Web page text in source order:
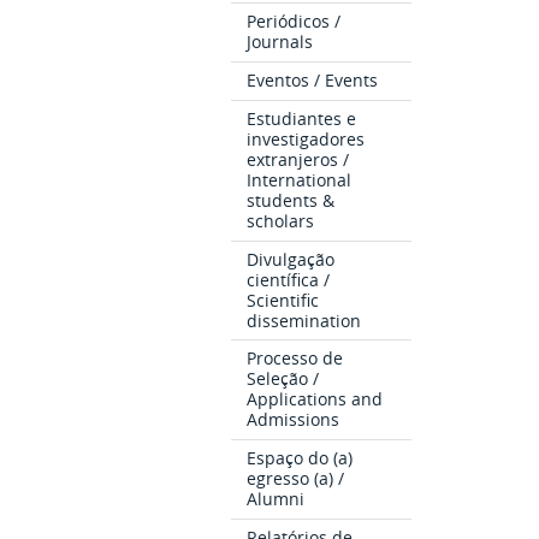
Periódicos /
Journals
Eventos / Events
Estudiantes e
investigadores
extranjeros /
International
students &
scholars
Divulgação
científica /
Scientific
dissemination
Processo de
Seleção /
Applications and
Admissions
Espaço do (a)
egresso (a) /
Alumni